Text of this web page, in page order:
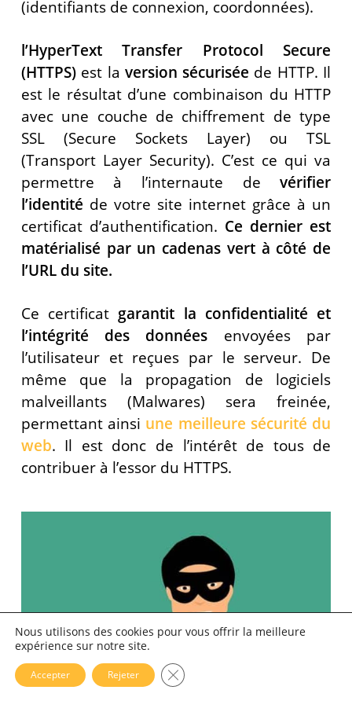
(identifiants de connexion, coordonnées).
l’HyperText Transfer Protocol Secure
(HTTPS)est la version sécurisée de HTTP. Il
est le résultat d’une combinaison du HTTP
avec une couche de chiffrement de type
SSL (Secure Sockets Layer) ou TSL
(Transport Layer Security). C’est ce qui va
permettre à l’internaute de vérifier
l’identité de votre site internet grâce à un
certificat d’authentification. Ce dernier est
matérialisé par un cadenas vert à côté de
l’URL du site.
Ce certificat garantit la confidentialité et
l’intégrité des données envoyées par
l’utilisateur et reçues par le serveur. De
même que la propagation de logiciels
malveillants (Malwares) sera freinée,
permettant ainsi une meilleure sécurité du
web. Il est donc de l’intérêt de tous de
contribuer à l’essor du HTTPS.
Nous utilisons des cookies pour vous offrir la meilleure
expérience sur notre site.
Accepter Rejeter Fermer la bannière des cookies